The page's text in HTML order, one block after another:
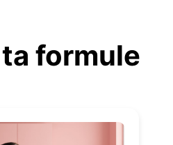
formule